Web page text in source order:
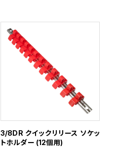
3/8DR クイックリリース ソケッ
トホルダー (12個用)